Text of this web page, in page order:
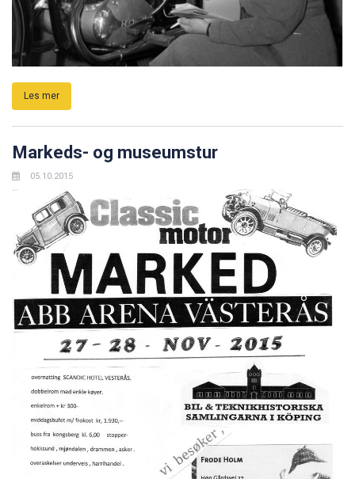
Les mer
Markeds- og museumstur
05.10.2015